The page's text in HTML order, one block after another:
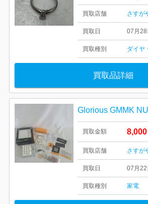
買取店舗 さすが
買取日 07月28
買取種別 ダイヤ
買取品詳細
Glorious GMMK
買取金額 8,000
買取店舗 さすが
買取日 07月22
買取種別 家電